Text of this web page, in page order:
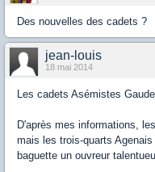
Des nouvelles des cadets ?
jean-louis
18 mai 2014
Les cadets Asémistes
D'après mes informations,
mais les trois-quarts
baguette un ouvreur